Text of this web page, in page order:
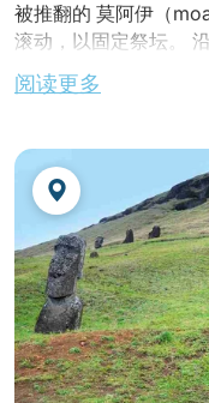
被推翻的 莫阿伊（
滚动，以固定祭坛。
将参观阿胡阿卡汉加
为霍图·马图阿国王的
落冲突和 1960 年毁
盒饭午餐
。 我们将在
附近享用盒饭午餐。
托库拉（Ahu Te Pito
9.98 米，重 82 吨）
我们来到阿纳卡纳海
Nau Nau）和阿胡阿
返回酒店。晚餐及夜
阅读更多